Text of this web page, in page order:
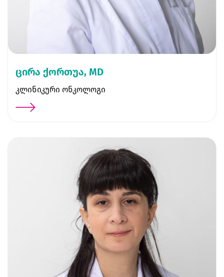
ცირა ქორთუა, MD
კლინიკური ონკოლოგი